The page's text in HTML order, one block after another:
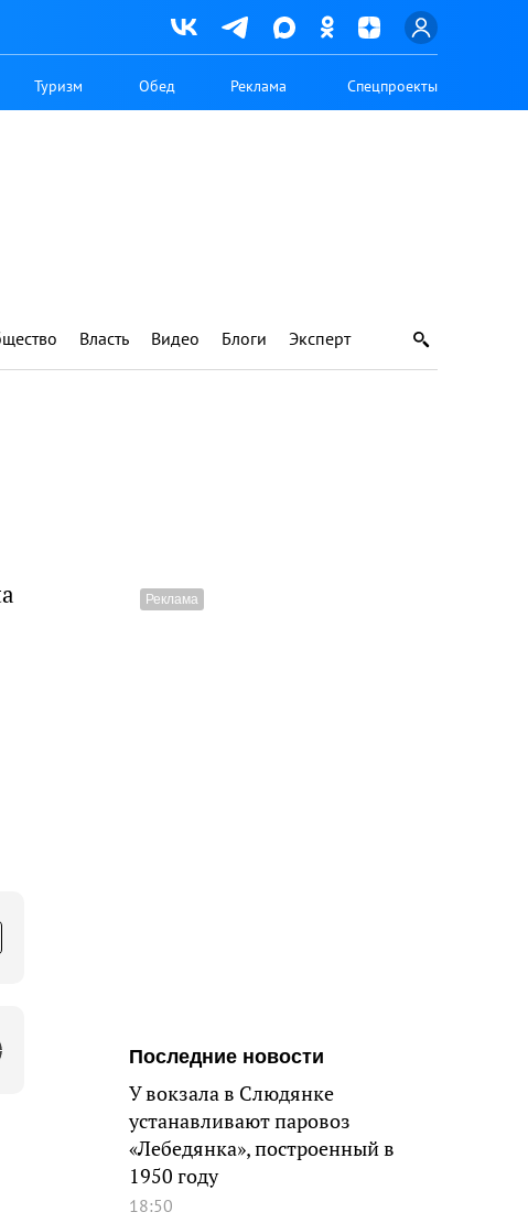
Туризм Обед Реклама Спецпроекты
Власть Видео Блоги Эксперт
Последние новости
У вокзала в Слюдянке
устанавливают паровоз
«Лебедянка», построенный в
1950 году
18:50